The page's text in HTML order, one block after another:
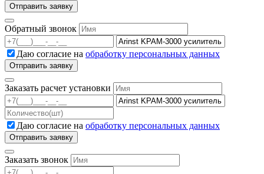
Обратный звонок
Даю согласие на обработку персональных данных
Заказать расчет установки
Даю согласие на обработку персональных данных
Заказать звонок